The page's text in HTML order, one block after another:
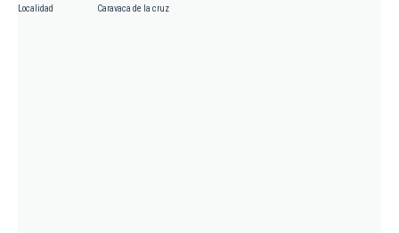
Localidad Caravaca de la cruz